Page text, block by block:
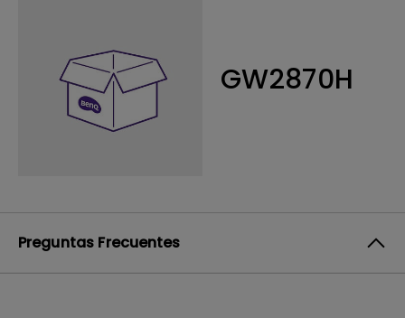
GW2870H
Preguntas Frecuentes